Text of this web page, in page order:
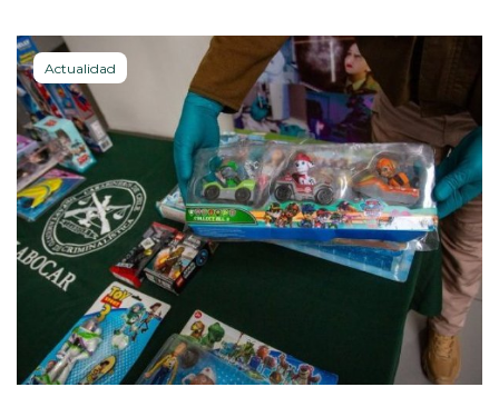
Actualidad